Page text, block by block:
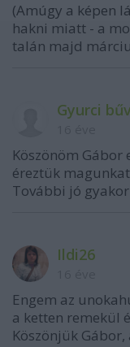
(Amúgy a képen
hakni miatt - a
talán majd
Gyurci
Köszönöm Gábor
éreztük
További jó
Ildi26
Engem az
a ketten remekül
Köszönjük Gábor,